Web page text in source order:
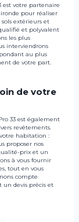
est votre partenaire
pour réaliser
extérieurs et
et polyvalent
les plus
interviendrons
au plus
de votre part.
de votre
33 est également
revêtements.
habitation :
proposer nos
prix et un
à vous fournir
tout en vous
compte
devis précis et